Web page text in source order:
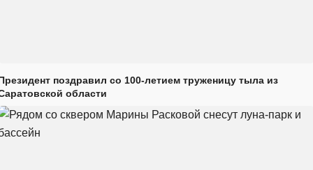
поздравил со 100-летием труженицу тыла из
области